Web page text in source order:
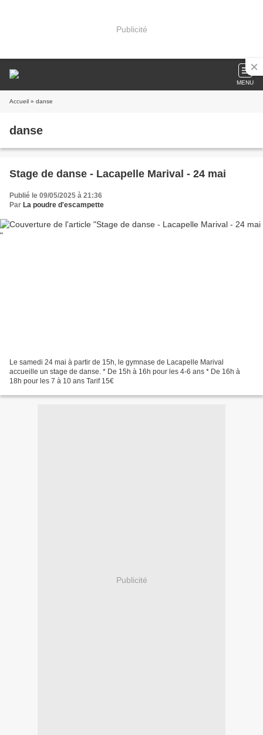
Publicité
MENU
Accueil » danse
danse
Stage de danse - Lacapelle Marival - 24 mai
Publié le 09/05/2025 à 21:36
Par La poudre d'escampette
Le samedi 24 mai à partir de 15h, le gymnase de Lacapelle Marival
accueille un stage de danse. * De 15h à 16h pour les 4-6 ans * De 16h à
18h pour les 7 à 10 ans Tarif 15€
Publicité